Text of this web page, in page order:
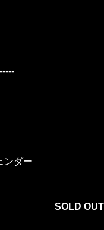
ンダー
SOLD OUT